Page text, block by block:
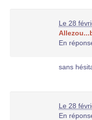
Le 28
En
sans
Le 28
En